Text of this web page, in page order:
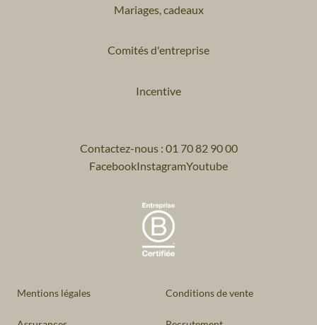
Mariages, cadeaux
Comités d'entreprise
Incentive
Contactez-nous : 01 70 82 90 00
FacebookInstagramYoutube
Mentions légales Conditions de vente